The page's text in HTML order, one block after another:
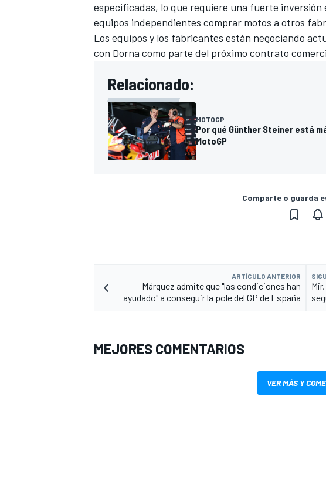
especificadas, lo que requiere una fuerte inversión
equipos independientes comprar motos a otros
Los equipos y los fabricantes están negociando
con Dorna como parte del próximo contrato
Relacionado:
MOTOGP
Por qué Günther Steiner está
MotoGP
Comparte o guarda
ARTÍCULO ANTERIOR
Márquez admite que "las condiciones han
ayudado" a conseguir la pole del GP de España
MEJORES COMENTARIOS
VER MÁS Y